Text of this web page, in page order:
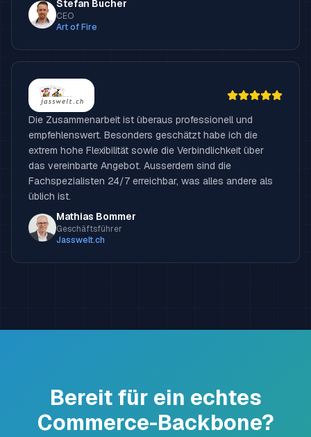
Stefan Bucher
CEO
Art of Fire
Die Zusammenarbeit ist überaus professionell und
empfehlenswert. Besonders geschätzt habe ich die
extrem hohe Flexibilität sowie die Verbindlichkeit über
das vereinbarte Angebot. Ausserdem sind die
Fachspezialisten 24/7 erreichbar, was alles andere als
üblich ist.
Mathias Bommer
Geschäftsführer
Jasswelt.ch
Bereit für ein echtes
Commerce-Backbone?